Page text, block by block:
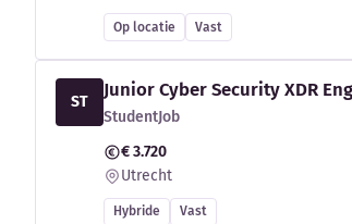
Op locatie Vast
ST
Junior Cyber Security XDR
StudentJob
€ 3.720
Utrecht
Hybride Vast